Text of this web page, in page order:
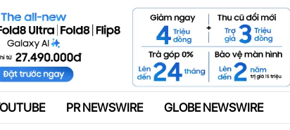
Quảng cáo
PR NEWSWIRE GLOBE NEWSWIRE